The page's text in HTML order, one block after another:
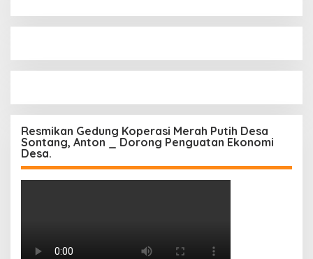
Resmikan Gedung Koperasi Merah Putih Desa
Sontang, Anton _ Dorong Penguatan Ekonomi
Desa.